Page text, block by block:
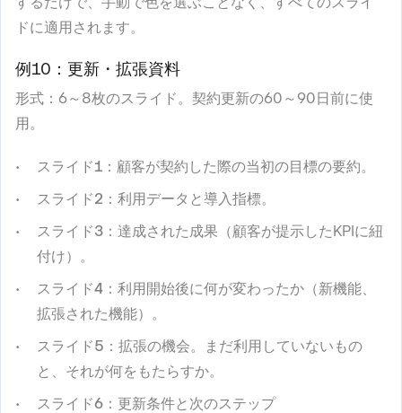
ドに適用されます。
例10：更新・拡張資料
形式 ：6～8枚のスライド。契約更新の60～90日前に使
用。
スライド1 ：顧客が契約した際の当初の目標の要約。
スライド2 ：利用データと導入指標。
スライド3 ：達成された成果（顧客が提示したKPIに紐
付け）。
スライド4 ：利用開始後に何が変わったか（新機能、
拡張された機能）。
スライド5 ：拡張の機会。まだ利用していないもの
と、それが何をもたらすか。
スライド6 ：更新条件と次のステップ